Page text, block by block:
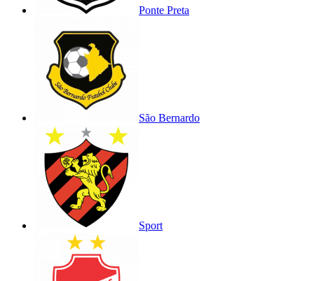
Ponte Preta
São Bernardo
Sport